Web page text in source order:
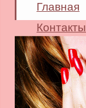
Главная
Контакты